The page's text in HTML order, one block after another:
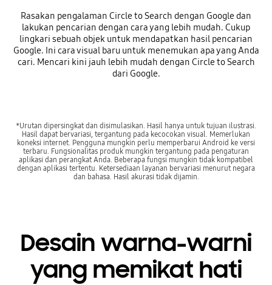
Rasakan pengalaman Circle to Search dengan Google dan
lakukan pencarian dengan cara yang lebih mudah. Cukup
lingkari sebuah objek untuk mendapatkan hasil pencarian
Google. Ini cara visual baru untuk menemukan apa yang Anda
cari. Mencari kini jauh lebih mudah dengan Circle to Search
dari Google.
*Urutan dipersingkat dan disimulasikan. Hasil hanya untuk tujuan ilustrasi.
Hasil dapat bervariasi, tergantung pada kecocokan visual. Memerlukan
koneksi internet. Pengguna mungkin perlu memperbarui Android ke versi
terbaru. Fungsionalitas produk mungkin tergantung pada pengaturan
aplikasi dan perangkat Anda. Beberapa fungsi mungkin tidak kompatibel
dengan aplikasi tertentu. Ketersediaan layanan bervariasi menurut negara
dan bahasa. Hasil akurasi tidak dijamin.
Desain warna-warni
yang memikat hati